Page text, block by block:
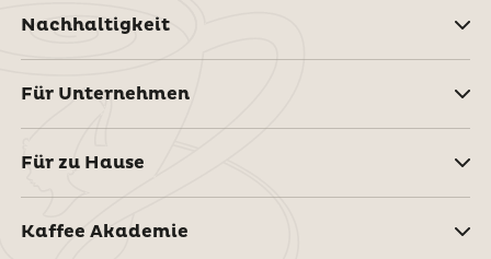
Nachhaltigkeit
Für Unternehmen
Für zu Hause
Kaffee Akademie